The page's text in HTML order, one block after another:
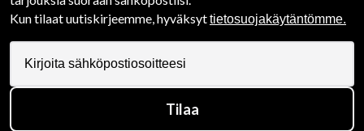
Kun tilaat uutiskirjeemme, hyväksyttietosuojakäytäntömme.
Tilaa